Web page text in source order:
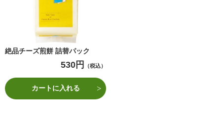
絶品チーズ煎餅 詰替パック
530円 （税込）
カートに入れる